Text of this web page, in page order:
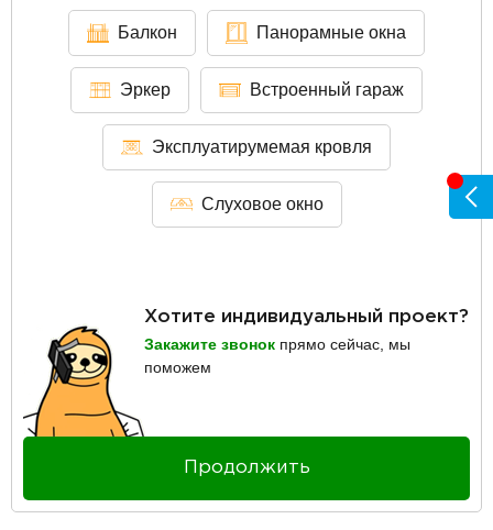
Балкон Панорамные окна
Эркер Встроенный гараж
Эксплуатирумемая кровля
Слуховое окно
Хотите индивидуальный проект?
Закажите звонок прямо сейчас, мы
поможем
Продолжить